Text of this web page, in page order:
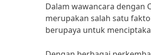
Dalam wawancara dengan
merupakan salah satu
berupaya untuk